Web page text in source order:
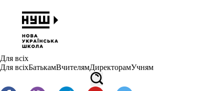
Для всіх
Для всіхБатькамВчителямДиректорамУчням